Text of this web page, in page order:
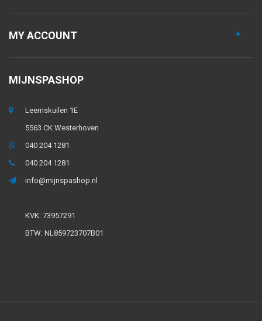
MY ACCOUNT
MIJNSPASHOP
Leemskuilen 1E
5563 CK Westerhoven
040 204 1281
040 204 1281
info@mijnspashop.nl
KVK: 73957291
BTW: NL859723707B01